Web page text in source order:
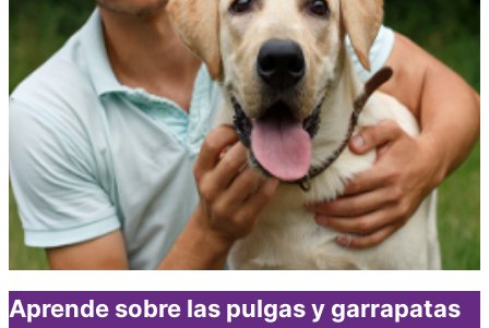
Aprende sobre las pulgas y garrapatas